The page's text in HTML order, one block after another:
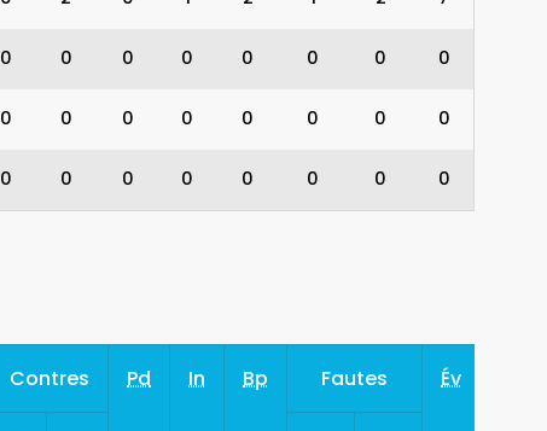
0 0 0 0 0 0 0 0
0 0 0 0 0 0 0 0
0 0 0 0 0 0 0 0
Contres Pd In Bp Fautes Év